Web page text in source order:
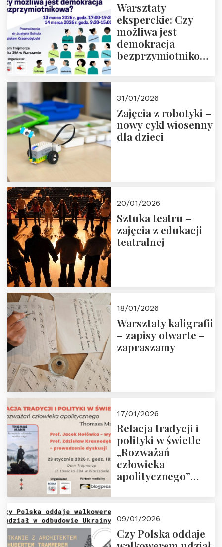
Warsztaty
eksperckie: Czy
możliwa jest
demokracja
bezprzymiotnikowa?
31/01/2026
Zajęcia z robotyki –
nowy cykl wiosenny
dla dzieci
20/01/2026
Sztuka teatru –
zajęcia z edukacji
teatralnej
18/01/2026
Warsztaty kaligrafii
– zapisy otwarte –
zapraszamy
17/01/2026
Relacja tradycji i
polityki w świetle
„Rozważań
człowieka
apolitycznego”
godz. 18:00.
Zapraszamy!
09/01/2026
Czy Polska oddaje